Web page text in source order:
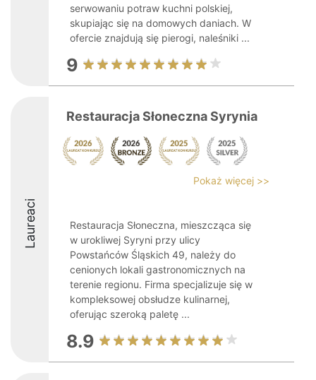
serwowaniu potraw kuchni polskiej,
skupiając się na domowych daniach. W
ofercie znajdują się pierogi, naleśniki ...
9
Laureaci
Restauracja Słoneczna Syrynia
Pokaż więcej >>
Restauracja Słoneczna, mieszcząca się
w urokliwej Syryni przy ulicy
Powstańców Śląskich 49, należy do
cenionych lokali gastronomicznych na
terenie regionu. Firma specjalizuje się w
kompleksowej obsłudze kulinarnej,
oferując szeroką paletę ...
8.9